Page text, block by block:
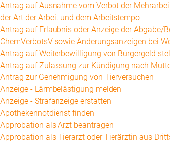
Antrag auf Ausnahme vom Verbot der
der Art der Arbeit und dem Arbeitstempo
Antrag auf Erlaubnis oder Anzeige der Abgabe/
ChemVerbotsV sowie Änderungsanzeigen bei
Antrag auf Weiterbewilligung von Bürgergeld
Antrag auf Zulassung zur Kündigung nach
Antrag zur Genehmigung von Tierversuchen
Anzeige - Lärmbelästigung melden
Anzeige - Strafanzeige erstatten
Apothekennotdienst finden
Approbation als Arzt beantragen
Approbation als Tierarzt oder Tierärztin aus